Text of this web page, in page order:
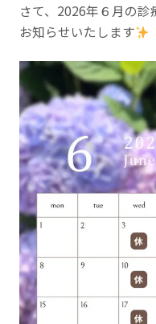
さて、2026年６月の
お知らせいたします